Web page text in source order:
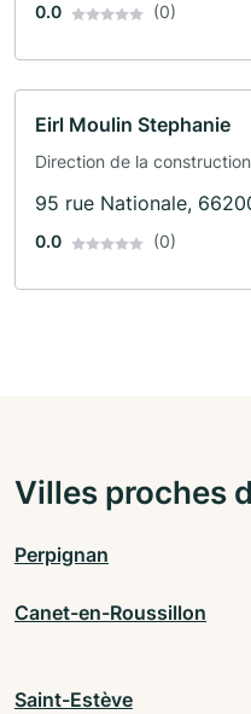
0.0 (0)
Eirl Moulin Stephanie
Direction de la construction
95 rue Nationale,
0.0 (0)
Villes proches
Perpignan
Canet-en-Roussillon
Saint-Estève